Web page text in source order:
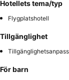
Hotellets tema/typ
Flygplatshotell
Tillgänglighet
För barn